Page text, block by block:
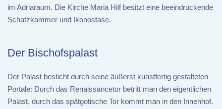
im Adriaraum. Die Kirche Maria Hilf besitzt eine beeindruckende
Schatzkammer und Ikonostase.
Der Bischofspalast
Der Palast besticht durch seine äußerst kunstfertig gestalteten
Portale: Durch das Renaissancetor betritt man den eigentlichen
Palast, durch das spätgotische Tor kommt man in den Innenhof.